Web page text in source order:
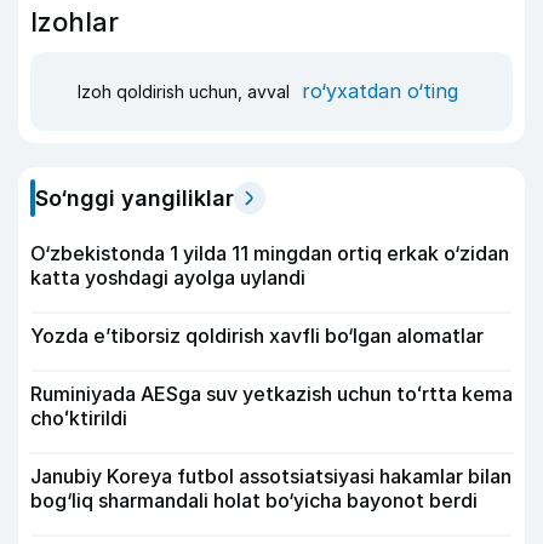
Izohlar
Izoh qoldirish uchun, avval ro‘yxatdan o‘ting
So‘nggi yangiliklar
O‘zbekistonda 1 yilda 11 mingdan ortiq erkak o‘zidan
katta yoshdagi ayolga uylandi
Yozda e’tiborsiz qoldirish xavfli bo‘lgan alomatlar
Ruminiyada AESga suv yetkazish uchun toʻrtta kema
choʻktirildi
Janubiy Koreya futbol assotsiatsiyasi hakamlar bilan
bog‘liq sharmandali holat bo‘yicha bayonot berdi